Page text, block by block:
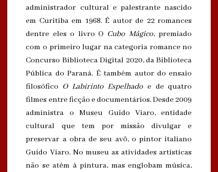
administrador cultural e palestrante nascido
em Curitiba em 1968. É autor de 22 romances
dentre eles o livro O Cubo Mágico, premiado
com o primeiro lugar na categoria romance no
Concurso Biblioteca Digital 2020, da Biblioteca
Pública do Paraná. É também autor do ensaio
filosófico O Labirinto Espelhado e de quatro
filmes entre ficção e documentários. Desde 2009
administra o Museu Guido Viaro, entidade
cultural que tem por missão divulgar e
preservar a obra de seu avô, o pintor italiano
Guido Viaro. No museu as atividades artísticas
não se atém à pintura, mas englobam música,